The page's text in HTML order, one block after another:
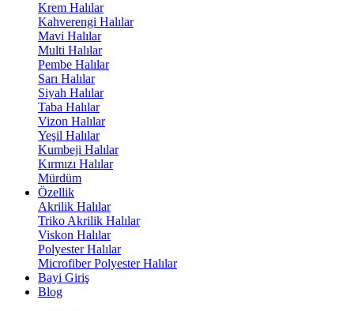
Krem Halılar
Kahverengi Halılar
Mavi Halılar
Multi Halılar
Pembe Halılar
Sarı Halılar
Siyah Halılar
Taba Halılar
Vizon Halılar
Yeşil Halılar
Kumbeji Halılar
Kırmızı Halılar
Mürdüm
Özellik
Akrilik Halılar
Triko Akrilik Halılar
Viskon Halılar
Polyester Halılar
Microfiber Polyester Halılar
Bayi Giriş
Blog